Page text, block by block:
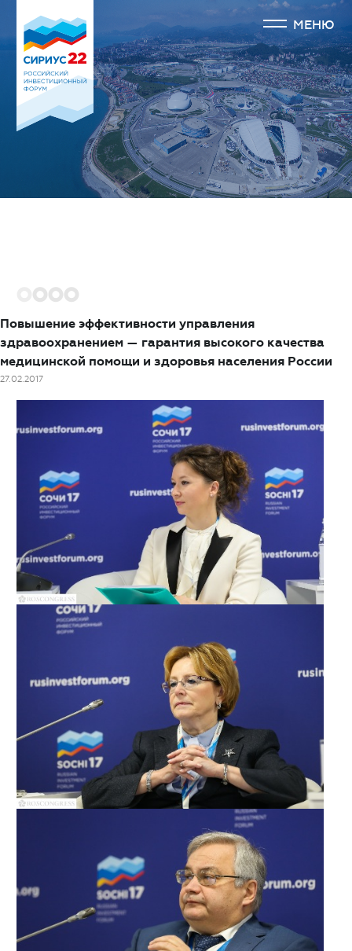
2 3 4
МЕНЮ
Повышение эффективности управления
здравоохранением — гарантия высокого качества
медицинской помощи и здоровья населения России
27.02.2017